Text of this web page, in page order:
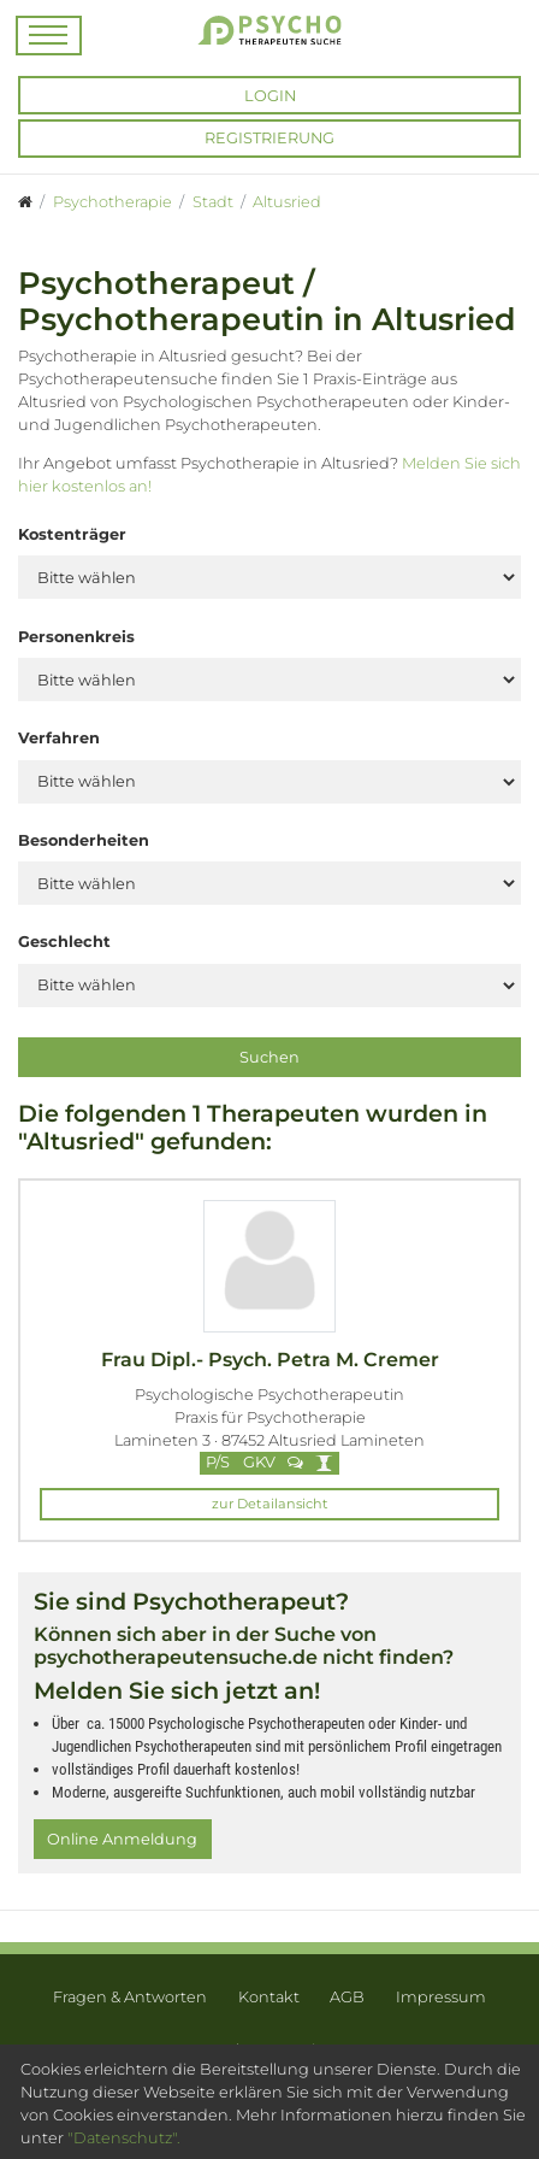
LOGIN
REGISTRIERUNG
Psychotherapie Stadt Altusried
Psychotherapeut /
Psychotherapeutin in Altusried
Psychotherapie in Altusried gesucht? Bei der
Psychotherapeutensuche finden Sie 1 Praxis-Einträge aus
Altusried von Psychologischen Psychotherapeuten oder Kinder-
und Jugendlichen Psychotherapeuten.
Ihr Angebot umfasst Psychotherapie in Altusried? Melden Sie sich
hier kostenlos an!
Kostenträger
Personenkreis
Verfahren
Besonderheiten
Geschlecht
Die folgenden 1 Therapeuten wurden in
"Altusried" gefunden:
Frau Dipl.- Psych. Petra M. Cremer
Psychologische Psychotherapeutin
Praxis für Psychotherapie
Lamineten 3 · 87452 Altusried Lamineten
P/S
GKV
zur Detailansicht
Sie sind Psychotherapeut?
Können sich aber in der Suche von
psychotherapeutensuche.de nicht finden?
Melden Sie sich jetzt an!
Über ca. 15000 Psychologische Psychotherapeuten oder Kinder- und
Jugendlichen Psychotherapeuten sind mit persönlichem Profil eingetragen
vollständiges Profil dauerhaft kostenlos!
Moderne, ausgereifte Suchfunktionen, auch mobil vollständig nutzbar
Online Anmeldung
Fragen & Antworten Kontakt AGB Impressum
Datenschutz Sitemap
© 2003 - 2026 Psychotherapeutensuche.de - PsyOS GmbH
Cookies erleichtern die Bereitstellung unserer Dienste. Durch die
Nutzung dieser Webseite erklären Sie sich mit der Verwendung
von Cookies einverstanden. Mehr Informationen hierzu finden Sie
unter "Datenschutz".